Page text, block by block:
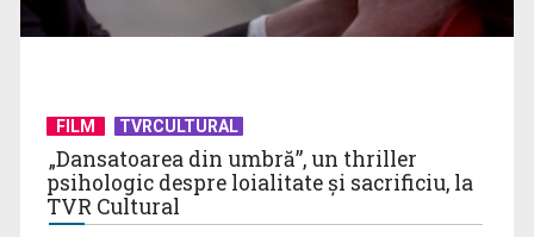
FILM TVRCULTURAL
„Dansatoarea din umbră”, un thriller
psihologic despre loialitate și sacrificiu, la
TVR Cultural